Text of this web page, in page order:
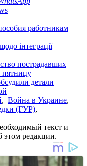
работникам
інтеграції
пострадавших
пятницу
детали
, Война в Украине,
(ГУР),
текст и
этом редакции.